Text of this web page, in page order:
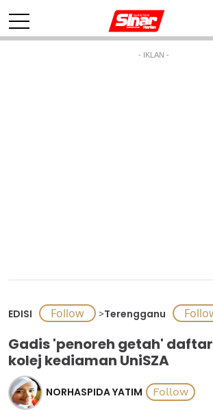
- IKLAN -
EDISI >Terengganu
Gadis 'penoreh getah'
kolej kediaman UniSZA
NORHASPIDA YATIM